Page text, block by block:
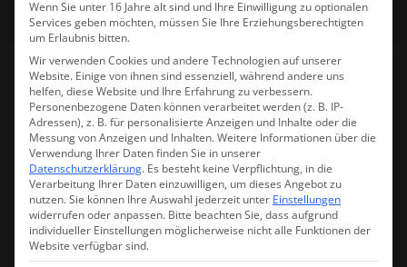
DJI Care Refresh (Mavic 3
Pro Cine) 2 Jahre
Wenn Sie unter 16 Jahre alt sind und Ihre Einwilligung zu optionalen
Services geben möchten, müssen Sie Ihre Erziehungsberechtigten
um Erlaubnis bitten.
Wir verwenden Cookies und andere Technologien auf unserer
Website. Einige von ihnen sind essenziell, während andere uns
helfen, diese Website und Ihre Erfahrung zu verbessern.
Personenbezogene Daten können verarbeitet werden (z. B. IP-
Adressen), z. B. für personalisierte Anzeigen und Inhalte oder die
Messung von Anzeigen und Inhalten.Weitere Informationen über die
Verwendung Ihrer Daten finden Sie in unserer
Datenschutzerklärung. Es besteht keine Verpflichtung, in die
Verarbeitung Ihrer Daten einzuwilligen, um dieses Angebot zu
nutzen.Sie können Ihre Auswahl jederzeit unter Einstellungen
widerrufen oder anpassen. Bitte beachten Sie, dass aufgrund
individueller Einstellungen möglicherweise nicht alle Funktionen der
Website verfügbar sind.